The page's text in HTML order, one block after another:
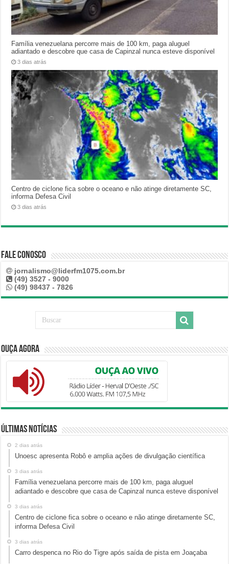
Família venezuelana percorre mais de 100 km, paga aluguel
adiantado e descobre que casa de Capinzal nunca esteve disponível
3 dias atrás
Centro de ciclone fica sobre o oceano e não atinge diretamente SC,
informa Defesa Civil
3 dias atrás
Fale Conosco
jornalismo@liderfm1075.com.br
(49) 3527 - 9000
(49) 98437 - 7826
Ouça Agora
Últimas Notícias
2 dias atrás
Unoesc apresenta Robô e amplia ações de divulgação científica
3 dias atrás
Família venezuelana percorre mais de 100 km, paga aluguel
adiantado e descobre que casa de Capinzal nunca esteve disponível
3 dias atrás
Centro de ciclone fica sobre o oceano e não atinge diretamente SC,
informa Defesa Civil
3 dias atrás
Carro despenca no Rio do Tigre após saída de pista em Joaçaba